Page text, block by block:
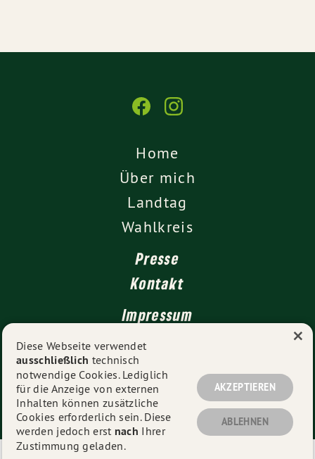
Home
Über mich
Landtag
Wahlkreis
Presse
Kontakt
Impressum
Datenschutz
© 2026Daniela Evers MdL - Alle Rechte vorbehalten.
Eine schnelle 🚀 und mobiloptimierte 📱 Webseite der
Diese Webseite verwendet
ausschließlich technisch
notwendige Cookies. Lediglich
für die Anzeige von externen
Inhalten können zusätzliche
Cookies erforderlich sein. Diese
werden jedoch erst nach Ihrer
Zustimmung geladen.
AKZEPTIEREN
ABLEHNEN
×